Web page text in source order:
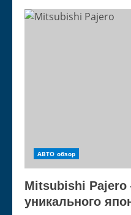
АВТО обзор
Mitsubishi
уникального